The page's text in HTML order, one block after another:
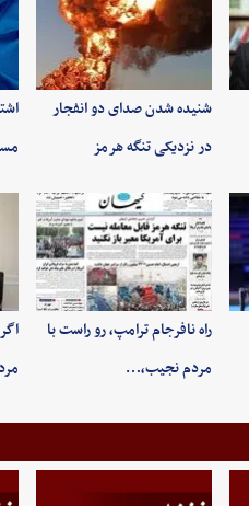
شنیده شدن صدای دو انفجار
در نزدیکی تنگه هرمز
راه نافرجام ترامپ، رو راست با
مردم نجیب،…